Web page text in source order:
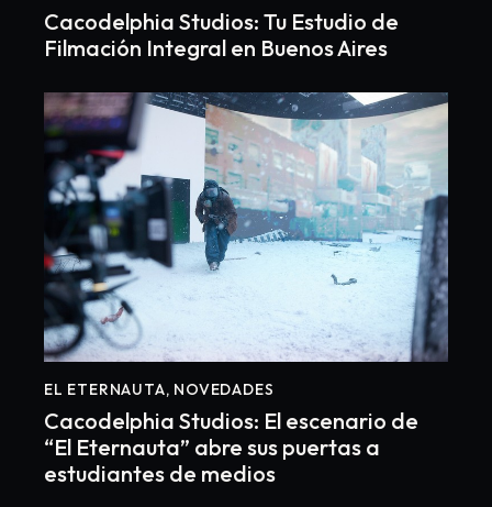
Cacodelphia Studios: Tu Estudio de
Filmación Integral en Buenos Aires
EL ETERNAUTA, NOVEDADES
Cacodelphia Studios: El escenario de
“El Eternauta” abre sus puertas a
estudiantes de medios